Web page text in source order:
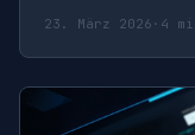
Sicherheitsrisiko.
2026 von Check
Länder mit hoher
23. März 2026 · 4